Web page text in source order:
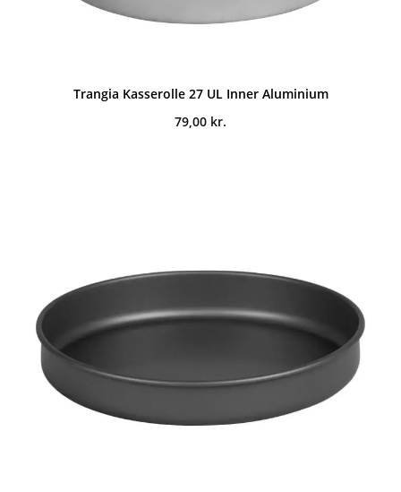
Trangia Kasserolle 27 UL Inner Aluminium
79,00 kr.